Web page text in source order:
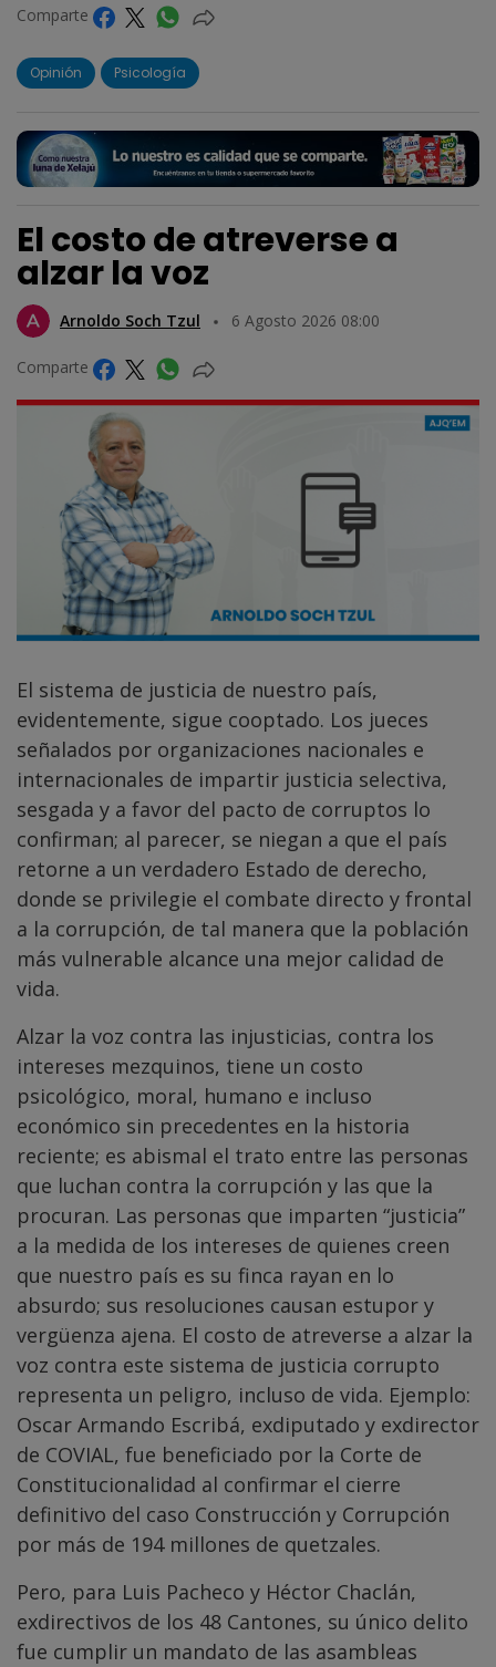
Comparte
Opinión Psicología
El costo de atreverse a
alzar la voz
Arnoldo Soch Tzul 6 Agosto 2026 08:00
Comparte
El sistema de justicia de nuestro país,
evidentemente, sigue cooptado. Los jueces
señalados por organizaciones nacionales e
internacionales de impartir justicia selectiva,
sesgada y a favor del pacto de corruptos lo
confirman; al parecer, se niegan a que el país
retorne a un verdadero Estado de derecho,
donde se privilegie el combate directo y frontal
a la corrupción, de tal manera que la población
más vulnerable alcance una mejor calidad de
vida.
Alzar la voz contra las injusticias, contra los
intereses mezquinos, tiene un costo
psicológico, moral, humano e incluso
económico sin precedentes en la historia
reciente; es abismal el trato entre las personas
que luchan contra la corrupción y las que la
procuran. Las personas que imparten “justicia”
a la medida de los intereses de quienes creen
que nuestro país es su finca rayan en lo
absurdo; sus resoluciones causan estupor y
vergüenza ajena. El costo de atreverse a alzar la
voz contra este sistema de justicia corrupto
representa un peligro, incluso de vida. Ejemplo:
Oscar Armando Escribá, exdiputado y exdirector
de COVIAL, fue beneficiado por la Corte de
Constitucionalidad al confirmar el cierre
definitivo del caso Construcción y Corrupción
por más de 194 millones de quetzales.
Pero, para Luis Pacheco y Héctor Chaclán,
exdirectivos de los 48 Cantones, su único delito
fue cumplir un mandato de las asambleas